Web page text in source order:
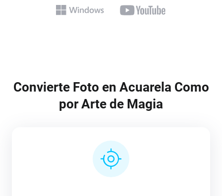
Convierte Foto en Acuarela Como
por Arte de Magia